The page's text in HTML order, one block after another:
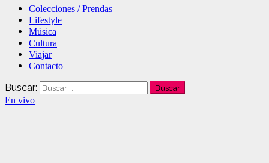
Colecciones / Prendas
Lifestyle
Música
Cultura
Viajar
Contacto
Buscar:
En vivo